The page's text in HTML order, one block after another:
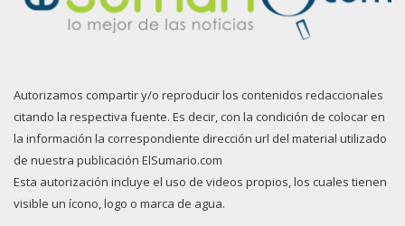
Autorizamos compartir y/o reproducir los contenidos redaccionales
citando la respectiva fuente. Es decir, con la condición de colocar en
la información la correspondiente dirección url del material utilizado
de nuestra publicación ElSumario.com
Esta autorización incluye el uso de videos propios, los cuales tienen
visible un ícono, logo o marca de agua.